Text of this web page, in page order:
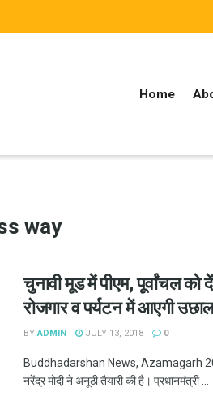
Home
way
चुनावी मूड में पीएम, पूर्वांचल को
रोजगार व पर्यटन में आएगी उछाल
BY ADMIN JULY 13, 2018 0
Buddhadarshan News, Azamagarh
नरेंद्र मोदी ने अनूठी तैयारी की है। प्रधानमंत्री ...